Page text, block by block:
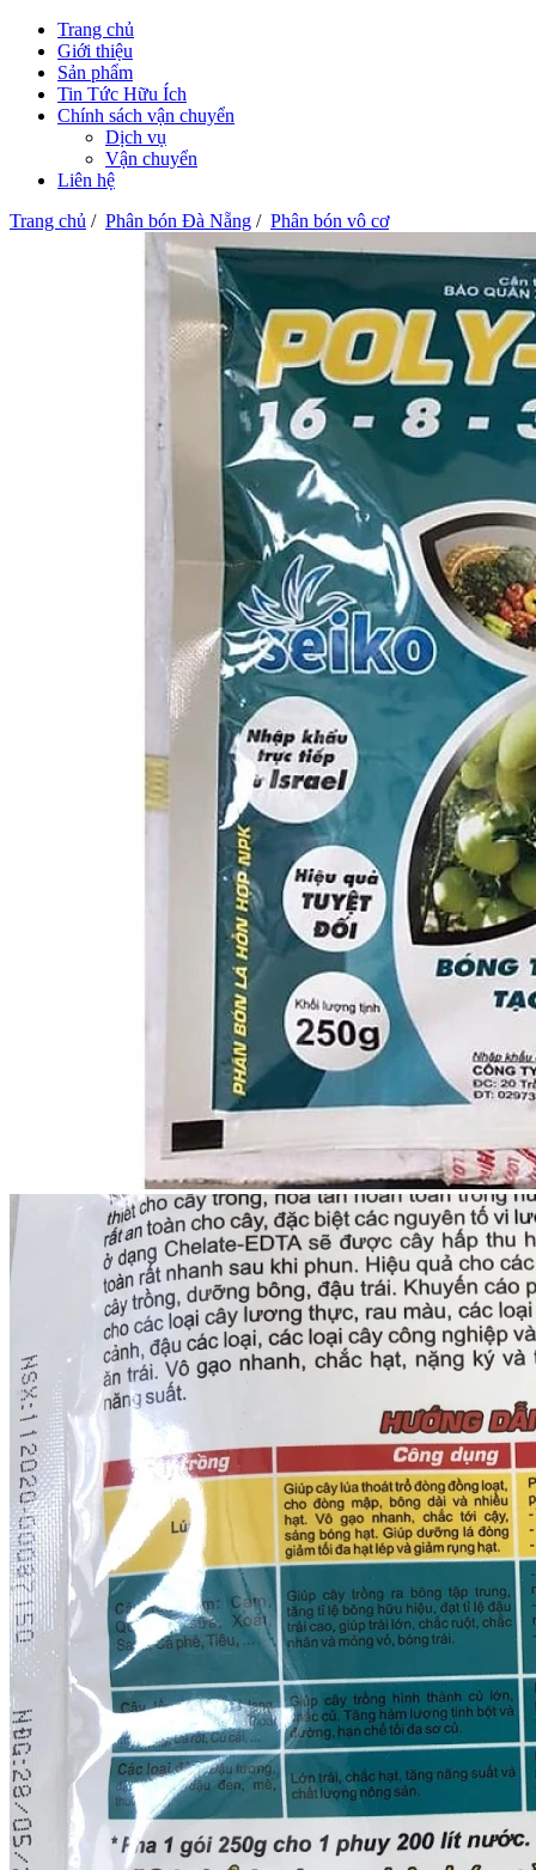
Trang chủ
Giới thiệu
Sản phẩm
Tin Tức Hữu Ích
Chính sách vận chuyển
Dịch vụ
Vận chuyển
Liên hệ
Trang chủ / Phân bón Đà Nẵng / Phân bón vô cơ